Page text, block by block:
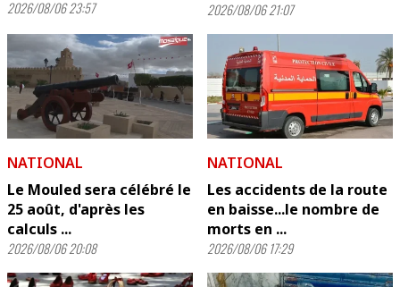
2026/08/06 23:57 2026/08/06 21:07
NATIONAL
Le Mouled sera célébré le
25 août, d'après les
calculs ...
2026/08/06 20:08
NATIONAL
Les accidents de la route
en baisse...le nombre de
morts en ...
2026/08/06 17:29